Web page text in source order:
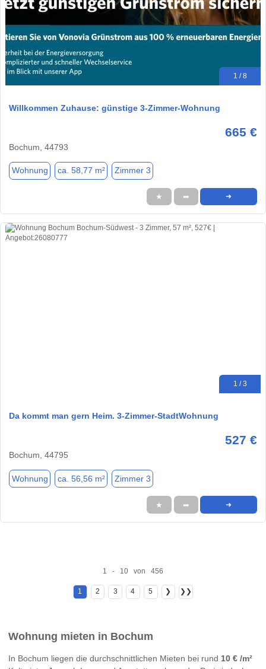
1 / 8
Willkommen Zuhause: günstige 3-Zimmer-Wohnung
665 €
Bochum, 44793
Wohnung ca. 58,77 m² Zimmer 3
★ ➦ ➜
1 / 3
Da kommt man gern Heim. 3-Zimmer-StadtWohnung
527 €
Bochum, 44795
Wohnung ca. 56,56 m² Zimmer 3
★ ➦ ➜
1 - 10 von 456
1 2 3 4 5 ❯ ❯❯
Wohnung mieten in Bochum
In Bochum liegen die durchschnittlichen Mieten bei rund 10 € /m²